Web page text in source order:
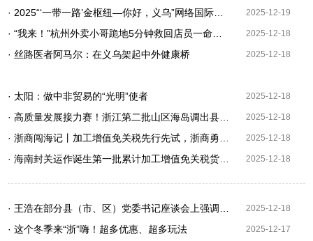
2025-12-19
2025-12-18
· 丝路医者阿马尔：在义乌架起中外健康桥 2025-12-18
· 太阳：做中非贸易的“光明”使者 2025-12-18
2025-12-18
2025-12-18
2025-12-18
2025-12-18
· 这个冬季来“浙”嗨！超多优惠、超多玩法 2025-12-17